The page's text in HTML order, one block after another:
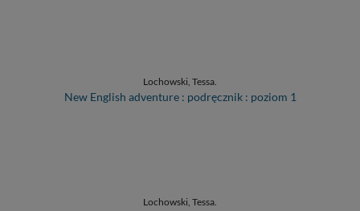
Lochowski, Tessa.
New English adventure : podręcznik : poziom 1
Lochowski, Tessa.